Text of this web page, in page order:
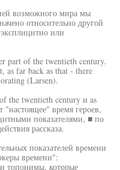
возможного мира мы
относительно другой
или
part of the twentieth century.
as far back as that - there
(Larsen).
the twentieth century и as
"настоящее" время героев,
показателями, ■ по
рассказа.
показателей времени
времени":
топонимы, которые